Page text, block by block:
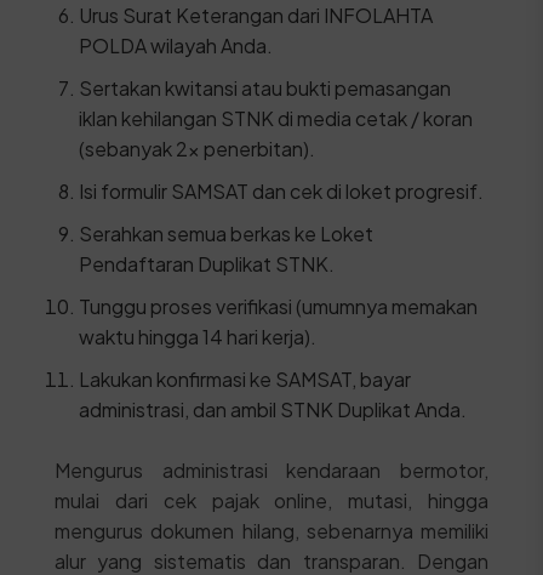
Urus Surat Keterangan dari INFOLAHTA
POLDA wilayah Anda.
Sertakan kwitansi atau bukti pemasangan
iklan kehilangan STNK di media cetak / koran
(sebanyak 2x penerbitan).
Isi formulir SAMSAT dan cek di loket progresif.
Serahkan semua berkas ke Loket
Pendaftaran Duplikat STNK.
Tunggu proses verifikasi (umumnya memakan
waktu hingga 14 hari kerja).
Lakukan konfirmasi ke SAMSAT, bayar
administrasi, dan ambil STNK Duplikat Anda.
Mengurus administrasi kendaraan bermotor,
mulai dari cek pajak online, mutasi, hingga
mengurus dokumen hilang, sebenarnya memiliki
alur yang sistematis dan transparan. Dengan